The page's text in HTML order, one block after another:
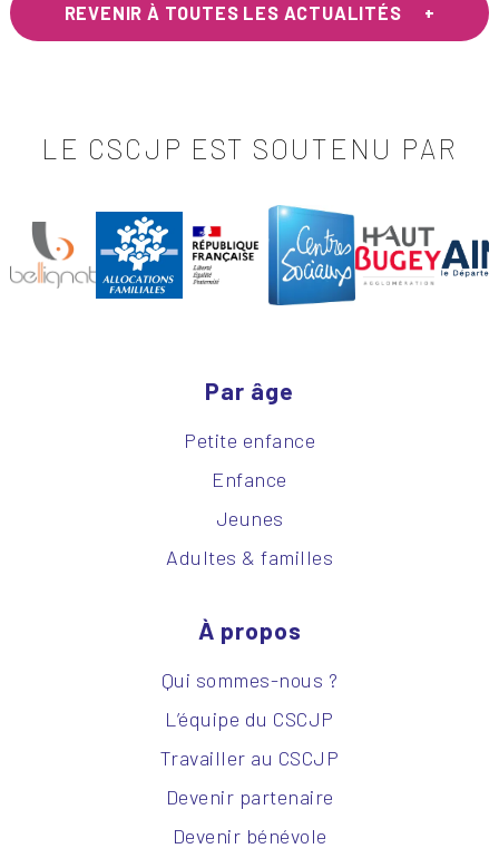
REVENIR À TOUTES LES ACTUALITÉS
LE CSCJP EST SOUTENU PAR
Par âge
Petite enfance
Enfance
Jeunes
Adultes & familles
À propos
Qui sommes-nous ?
L’équipe du CSCJP
Travailler au CSCJP
Devenir partenaire
Devenir bénévole